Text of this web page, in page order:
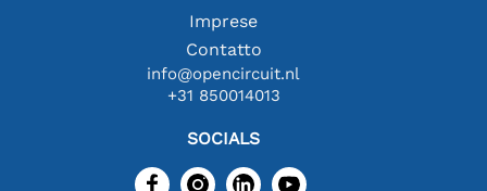
Imprese
Contatto
info@opencircuit.nl
+31 850014013
SOCIALS